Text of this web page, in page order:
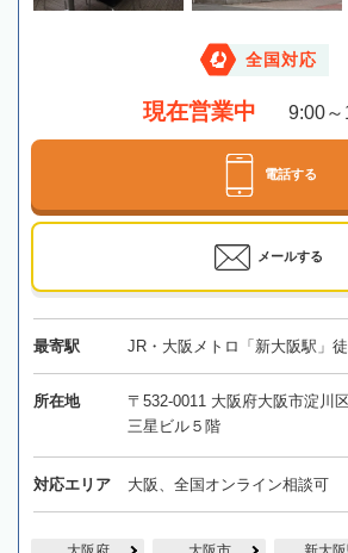
全国対応
現在営業中 9:00
電話する
メールする
最寄駅 JR・大阪メトロ「新大阪駅」
所在地
〒532-0011 大阪府大阪市淀川
三星ビル５階
対応エリア 大阪、全国オンライン相談可